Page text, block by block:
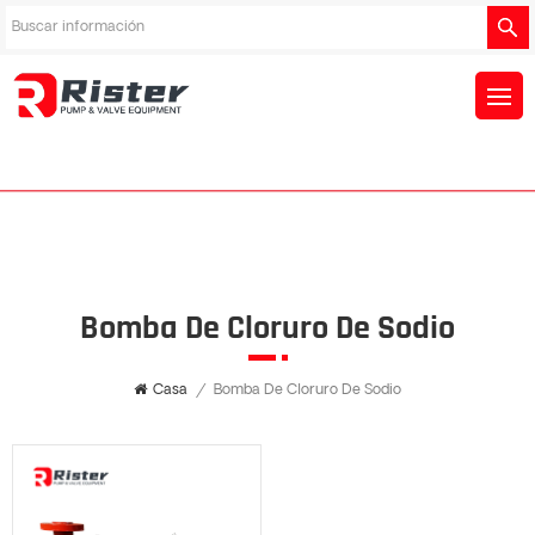
Bomba De Cloruro De Sodio
Casa / Bomba De Cloruro De Sodio